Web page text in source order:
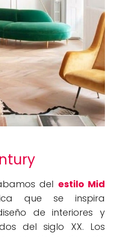
del estilo Mid
que se inspira
de interiores y
del siglo XX. Los